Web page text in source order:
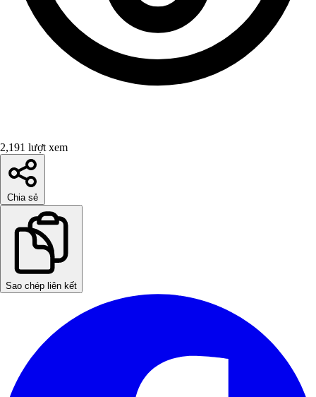
2,191 lượt xem
Chia sẻ
Sao chép liên kết